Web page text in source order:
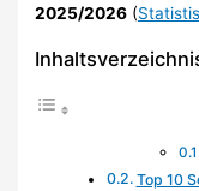
2025/2026 (
Top 10